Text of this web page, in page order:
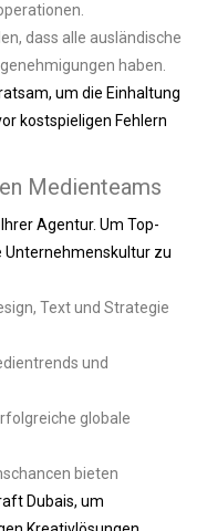
dass alle ausländische
haben.
um die Einhaltung
kostspieligen Fehlern
Medienteams
Agentur. Um Top-
Unternehmenskultur zu
Text und Strategie
und
globale
bieten
Dubais, um